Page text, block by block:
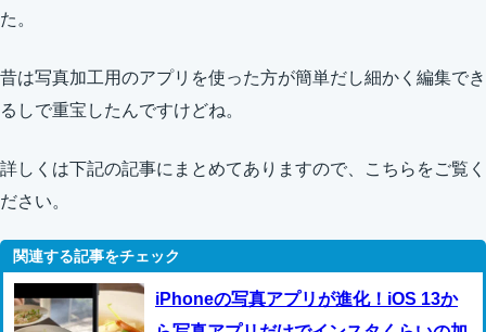
た。
昔は写真加工用のアプリを使った方が簡単だし細かく編集でき
るしで重宝したんですけどね。
詳しくは下記の記事にまとめてありますので、こちらをご覧く
ださい。
iPhoneの写真アプリが進化！iOS 13か